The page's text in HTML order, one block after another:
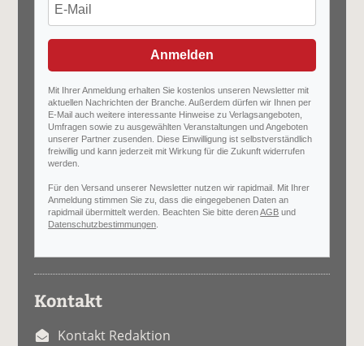
Anmelden
Mit Ihrer Anmeldung erhalten Sie kostenlos unseren Newsletter mit
aktuellen Nachrichten der Branche. Außerdem dürfen wir Ihnen per
E-Mail auch weitere interessante Hinweise zu Verlagsangeboten,
Umfragen sowie zu ausgewählten Veranstaltungen und Angeboten
unserer Partner zusenden. Diese Einwilligung ist selbstverständlich
freiwillig und kann jederzeit mit Wirkung für die Zukunft widerrufen
werden.
Für den Versand unserer Newsletter nutzen wir rapidmail. Mit Ihrer
Anmeldung stimmen Sie zu, dass die eingegebenen Daten an
rapidmail übermittelt werden. Beachten Sie bitte derenAGB und
Datenschutzbestimmungen
Kontakt
Kontakt Redaktion